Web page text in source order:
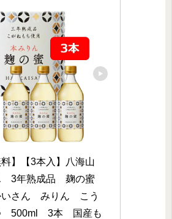
料】【3本入】八海山
　3年熟成品　麹の蜜
さん　みりん　こう
500ml　3本　国産も